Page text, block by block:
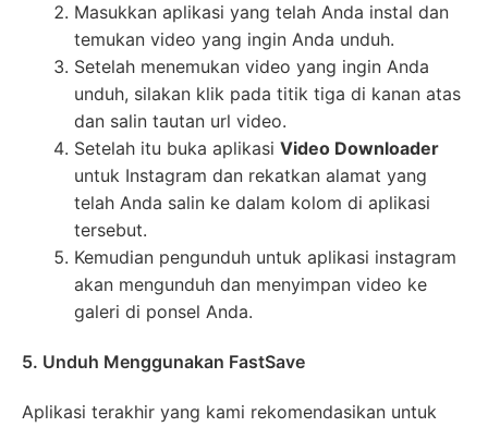
Masukkan aplikasi yang telah Anda instal dan
temukan video yang ingin Anda unduh.
Setelah menemukan video yang ingin Anda
unduh, silakan klik pada titik tiga di kanan atas
dan salin tautan url video.
Setelah itu buka aplikasi Video Downloader
untuk Instagram dan rekatkan alamat yang
telah Anda salin ke dalam kolom di aplikasi
tersebut.
Kemudian pengunduh untuk aplikasi instagram
akan mengunduh dan menyimpan video ke
galeri di ponsel Anda.
5. Unduh Menggunakan FastSave
Aplikasi terakhir yang kami rekomendasikan untuk